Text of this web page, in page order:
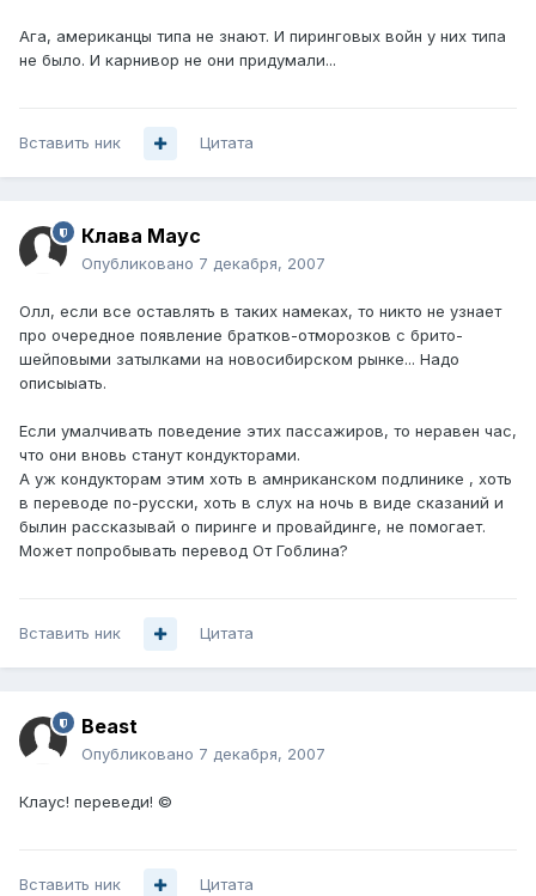
Ага, американцы типа не знают. И пиринговых войн у них типа
не было. И карнивор не они придумали...
Вставить ник Цитата
Клава Маус
Опубликовано 7 декабря, 2007
Олл, если все оставлять в таких намеках, то никто не узнает
про очередное появление братков-отморозков с брито-
шейповыми затылками на новосибирском рынке... Надо
описыыать.
Если умалчивать поведение этих пассажиров, то неравен час,
что они вновь станут кондукторами.
А уж кондукторам этим хоть в амнриканском подлинике , хоть
в переводе по-русски, хоть в слух на ночь в виде сказаний и
былин рассказывай о пиринге и провайдинге, не помогает.
Может попробывать перевод От Гоблина?
Вставить ник Цитата
Beast
Опубликовано 7 декабря, 2007
Клаус! переведи! ©
Вставить ник Цитата